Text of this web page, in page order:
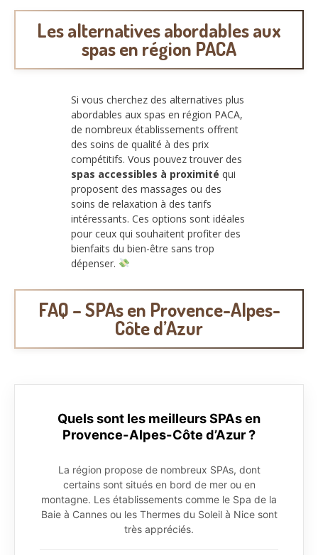
Les alternatives abordables aux
spas en région PACA
Si vous cherchez des alternatives plus
abordables aux spas en région PACA,
de nombreux établissements offrent
des soins de qualité à des prix
compétitifs. Vous pouvez trouver des
spas accessibles à proximité qui
proposent des massages ou des
soins de relaxation à des tarifs
intéressants. Ces options sont idéales
pour ceux qui souhaitent profiter des
bienfaits du bien-être sans trop
dépenser.
FAQ – SPAs en Provence-Alpes-
Côte d’Azur
Quels sont les meilleurs SPAs en
Provence-Alpes-Côte d’Azur ?
La région propose de nombreux SPAs, dont
certains sont situés en bord de mer ou en
montagne. Les établissements comme le Spa de la
Baie à Cannes ou les Thermes du Soleil à Nice sont
très appréciés.